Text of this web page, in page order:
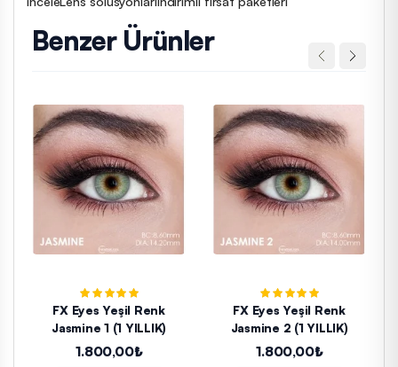
Benzer Ürünler
FX Eyes Yeşil Renk
Jasmine 1 (1 YILLIK)
1.800,00₺
FX Eyes Yeşil Renk
Jasmine 2 (1 YILLIK)
1.800,00₺